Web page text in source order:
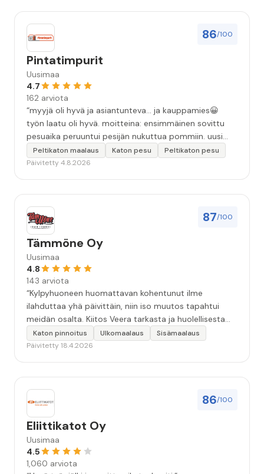
86/100
Pintatimpurit
Uusimaa
4.7
162 arviota
“myyjä oli hyvä ja asiantunteva... ja kauppamies😀
työn laatu oli hyvä. moitteina: ensimmäinen sovittu
pesuaika peruuntui pesijän nukuttua pommiin. uusi
aika piti ja työn jälki oikein hyvää ja osaavaa. toinen
murhe tuli koska olimme matkoilla ja jossain
vuorokautta pihalle...kunnes naapuri uskaltautui
pihallemme ja sulki hanan. Hieman siis tarkkuutta
hommiin ja hyvä tulee. ”
Peltikaton maalaus Katon pesu
Peltikaton pesu
Päivitetty 4.8.2026
87/100
Tämmöne Oy
Uusimaa
4.8
143 arviota
“Kylpyhuoneen huomattavan kohentunut ilme
ilahduttaa yhä päivittäin, niin iso muutos tapahtui
meidän osalta. Kiitos Veera tarkasta ja huolellisesta
työstä, sekä ystävällisestä palvelusta!”
Katon pinnoitus Ulkomaalaus
Sisämaalaus
Päivitetty 18.4.2026
86/100
Eliittikatot Oy
Uusimaa
4.5
1,060 arviota